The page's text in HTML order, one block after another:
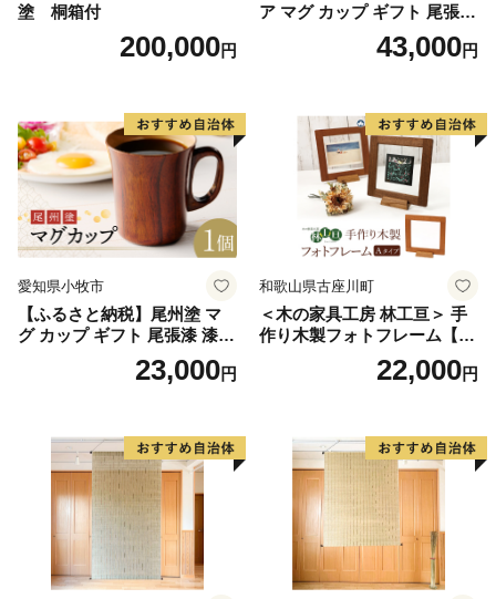
塗 桐箱付
200,000円
ア マグ カップ ギフト 尾張漆
漆 漆器 漆器工芸 工芸品 芸術
性 実用性 抗菌性 美味しく安
抗ウイルス効果 お取り寄せ
愛知県 小牧市 送料無料
43,000円
愛知県小牧市
【ふるさと納税】尾州塗 マ
グ カップ ギフト 尾張漆 漆
漆器 漆器工芸 工芸品 芸術性
実用性 抗菌性 美味しく安全
ウイルス効果 お取り寄せ 愛
知県 小牧市 送料無料
23,000円
和歌山県古座川町
＜木の家具工房 林工亘＞ 手
作り木製フォトフレーム【A
22,000円